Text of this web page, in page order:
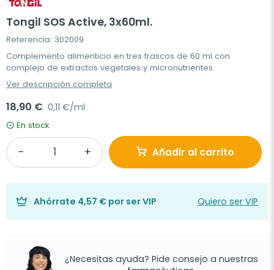
Tongil SOS Active, 3x60ml.
Referencia: 302009
Complemento alimenticio en tres frascos de 60 ml con
complejo de extractos vegetales y micronutrientes.
Ver descripción completa
18,90 € 0,11 €/ml
En stock
Añadir al carrito
Ahórrate 4,57 € por ser VIP Quiero ser VIP
¿Necesitas ayuda? Pide consejo a nuestras